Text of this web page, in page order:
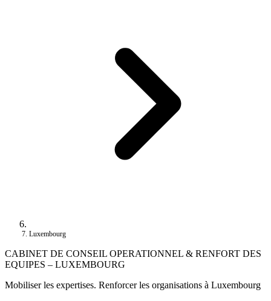
Luxembourg
CABINET DE CONSEIL OPERATIONNEL & RENFORT DES
EQUIPES – LUXEMBOURG
Mobiliser les expertises. Renforcer les organisations à Luxembourg